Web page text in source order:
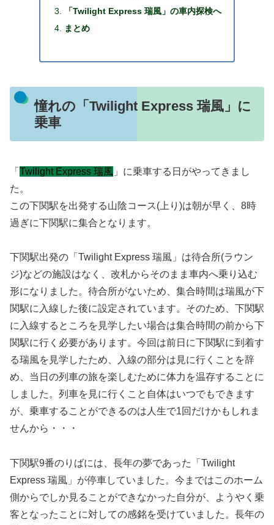
「Twilight Express 瑞風」の車内探検へ
まとめ
憧れの「Twilight Express 瑞風」に
乗車
「 Twilight Express 瑞風 」に乗車する日がやってきまし
た。
この下関駅を出発する山陰コース(上り)は朝が早く、8時
過ぎに下関駅に集合となります。
下関駅出発の「Twilight Express 瑞風」は待合所(ラウン
ジ)などの施設はなく、改札からそのまま車内へ乗り込む
形になりました。待合所がないため、集合時間は瑞風が下
関駅に入線した後に設定されています。そのため、下関駅
に入線するところを見学したい場合は集合時間の前から下
関駅に行く必要があります。今回は前日に下関駅に到着す
る瑞風を見学したため、入線の部分は見に行くことを辞
め、当日の列車の旅を楽しむために体力を温存することに
しました。列車を見に行くこと自体はいつでもできます
が、乗車することができるのは人生で1回だけかもしれま
せんから・・・
下関駅9番のりばには、長年の夢であった「Twilight
Express 瑞風」が停車していました。今まではこのホーム
側からでしか見ることができなかった自分が、ようやく乗
客となったことに対しての感銘を受けていました。長年の